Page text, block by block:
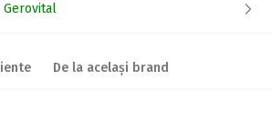
Gerovital
De la același brand